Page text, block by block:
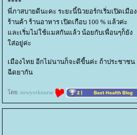
****
พี่ภาสบายดีนะคะ ระยะนี้นิวยอร์กเริ่มเปิดเมือง
ร้านค้า ร้านอาหาร เปิดเกือบ 100 % แล้วค่ะ
ละเริ่มไม่ใช้แมสกันแล้ว น้อยกับเพื่อนๆก็ยัง
ส่อยู่ค่ะ
เมืองไทย อีกไม่นานก็จะดีขี้นค่ะ ถ้าประชาชน
ฉีดยากัน
ดย: newyorknurse